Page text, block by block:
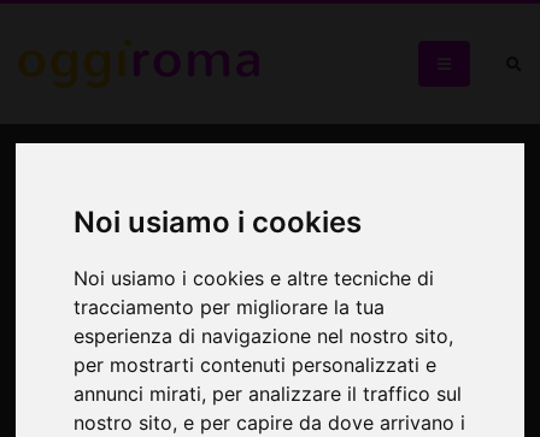
Noi usiamo i cookies
Noi usiamo i cookies e altre tecniche di
tracciamento per migliorare la tua
esperienza di navigazione nel nostro sito,
per mostrarti contenuti personalizzati e
annunci mirati, per analizzare il traffico sul
nostro sito, e per capire da dove arrivano i
Gabriele Cirilli dal 5
novembre al Teatro
Brancaccio interpreta una
commedia diretta da
Federico Moccia
Lui e lei